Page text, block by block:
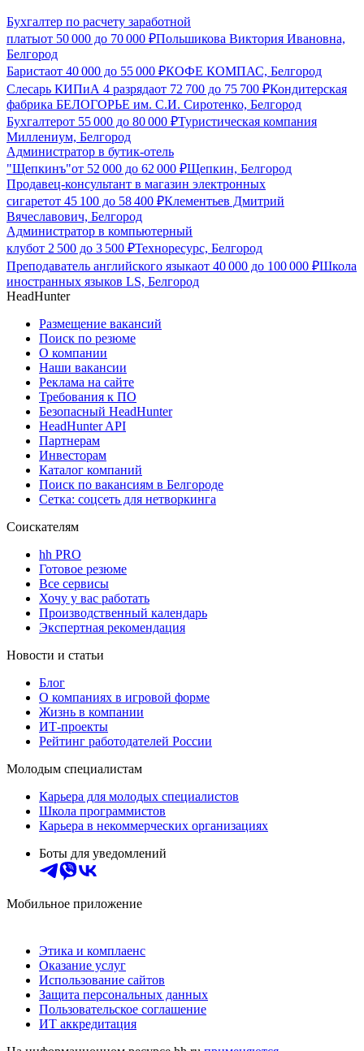
Бухгалтер по расчету заработной
платыот 50 000 до 70 000 ₽Польшикова Виктория Ивановна,
Белгород
Баристаот 40 000 до 55 000 ₽КОФЕ КОМПАС, Белгород
Слесарь КИПиА 4 разрядаот 72 700 до 75 700 ₽Кондитерская
фабрика БЕЛОГОРЬЕ им. С.И. Сиротенко, Белгород
Бухгалтерот 55 000 до 80 000 ₽Туристическая компания
Миллениум, Белгород
Администратор в бутик-отель
"Щепкинъ"от 52 000 до 62 000 ₽Щепкин, Белгород
Продавец-консультант в магазин электронных
сигаретот 45 100 до 58 400 ₽Клементьев Дмитрий
Вячеславович, Белгород
Администратор в компьютерный
клубот 2 500 до 3 500 ₽Техноресурс, Белгород
Преподаватель английского языкаот 40 000 до 100 000 ₽Школа
иностранных языков LS, Белгород
HeadHunter
Размещение вакансий
Поиск по резюме
О компании
Наши вакансии
Реклама на сайте
Требования к ПО
Безопасный HeadHunter
HeadHunter API
Партнерам
Инвесторам
Каталог компаний
Поиск по вакансиям в Белгороде
Сетка: соцсеть для нетворкинга
Соискателям
hh PRO
Готовое резюме
Все сервисы
Хочу у вас работать
Производственный календарь
Экспертная рекомендация
Новости и статьи
Блог
О компаниях в игровой форме
Жизнь в компании
ИТ-проекты
Рейтинг работодателей России
Молодым специалистам
Карьера для молодых специалистов
Школа программистов
Карьера в некоммерческих организациях
Боты для уведомлений
Мобильное приложение
Этика и комплаенс
Оказание услуг
Использование сайтов
Защита персональных данных
Пользовательское соглашение
ИТ аккредитация